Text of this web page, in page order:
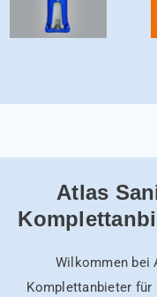
Atlas
Wilkommen bei
Komplettanbieter für